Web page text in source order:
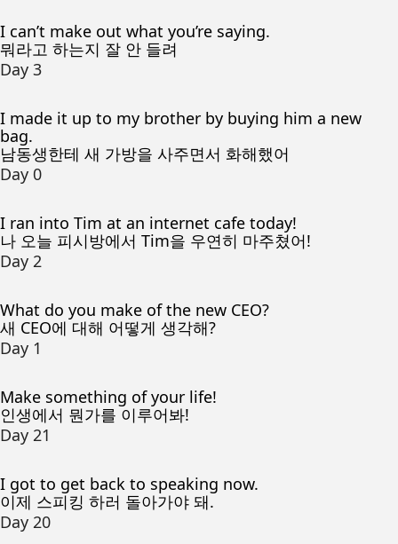
I can’t make out what you’re saying.
뭐라고 하는지 잘 안 들려
Day 3
I made it up to my brother by buying him a new
bag.
남동생한테 새 가방을 사주면서 화해했어
Day 0
I ran into Tim at an internet cafe today!
나 오늘 피시방에서 Tim을 우연히 마주쳤어!
Day 2
What do you make of the new CEO?
새 CEO에 대해 어떻게 생각해?
Day 1
Make something of your life!
인생에서 뭔가를 이루어봐!
Day 21
I got to get back to speaking now.
이제 스피킹 하러 돌아가야 돼.
Day 20